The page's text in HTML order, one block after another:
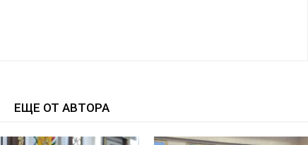
ЕЩЕ ОТ АВТОРА